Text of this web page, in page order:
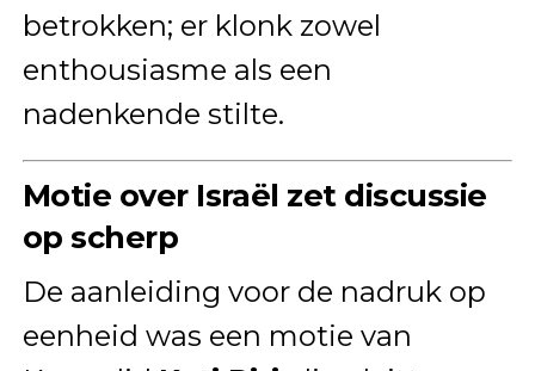
betrokken; er klonk zowel
enthousiasme als een
nadenkende stilte.
Motie over Israël zet discussie
op scherp
De aanleiding voor de nadruk op
eenheid was een motie van